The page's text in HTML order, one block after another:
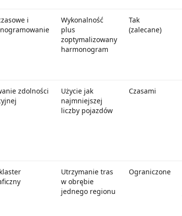
i
Wykonalność
plus
zoptymalizowany
harmonogram
Tak
(zalecane)
zdolności
Użycie jak
najmniejszej
liczby pojazdów
Czasami
Utrzymanie tras
w obrębie
jednego regionu
Ograniczone